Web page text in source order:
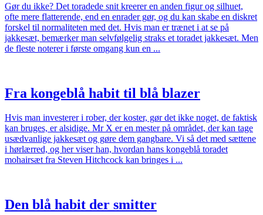
Gør du ikke? Det toradede snit kreerer en anden figur og silhuet,
ofte mere flatterende, end en enrader gør, og du kan skabe en diskret
forskel til normaliteten med det. Hvis man er trænet i at se på
jakkesæt, bemærker man selvfølgelig straks et toradet jakkesæt. Men
de fleste noterer i første omgang kun en ...
Fra kongeblå habit til blå blazer
Hvis man investerer i rober, der koster, gør det ikke noget, de faktisk
kan bruges, er alsidige. Mr X er en mester på området, der kan tage
usædvanlige jakkesæt og gøre dem gangbare. Vi så det med sættene
i hørlærred, og her viser han, hvordan hans kongeblå toradet
mohairsæt fra Steven Hitchcock kan bringes i ...
Den blå habit der smitter